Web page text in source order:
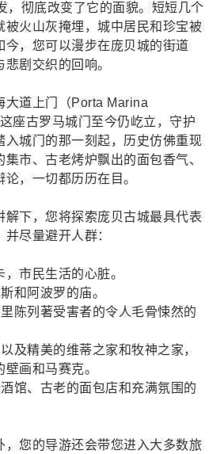
，彻底改变了它的面貌。短短几个
被火山灰掩埋，城中居民和珍宝被
今，您可以漫步在庞贝城的街道
悲剧交织的回响。
大道上门（Porta Marina
座古罗马城门至今仍屹立，守护
入城门的那一刻起，历史仿佛重现
市、古老烤炉飘出的面包香气、
，一切都历历在目。
解下，您将探索庞贝古城最具代表
尽量避开人群：
市民生活的心脏。
和阿波罗的庙。
陈列著受害者的令人毛骨悚然的
及精美的维蒂之家和牧神之家，
画和马赛克。
馆、古老的面包店和充满氛围的
，您的导游还会带您进入大多数旅